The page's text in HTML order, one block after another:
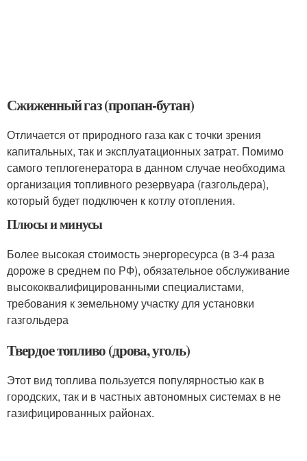
Сжиженный газ (пропан-бутан)
Отличается от природного газа как с точки зрения
капитальных, так и эксплуатационных затрат. Помимо
самого теплогенератора в данном случае необходима
организация топливного резервуара (газгольдера),
который будет подключен к котлу отопления.
Плюсы и минусы
Более высокая стоимость энергоресурса (в 3-4 раза
дороже в среднем по РФ), обязательное обслуживание
высококвалифицированными специалистами,
требования к земельному участку для установки
газгольдера
Твердое топливо (дрова, уголь)
Этот вид топлива пользуется популярностью как в
городских, так и в частных автономных системах в не
газифицированных районах.